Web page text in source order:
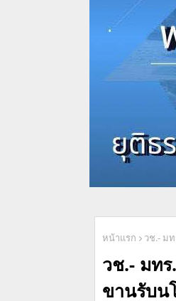
หน้าแรก วช.- ม
วช.- มท
ขานรับน